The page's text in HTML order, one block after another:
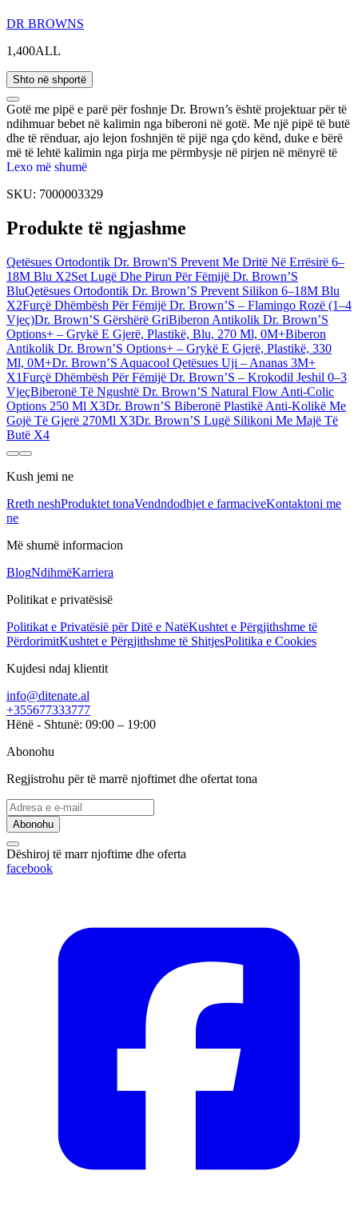
DR BROWNS
1,400ALL
Shto në shportë
Gotë me pipë e parë për foshnje Dr. Brown’s është projektuar për të
ndihmuar bebet në kalimin nga biberoni në gotë. Me një pipë të butë
dhe të rënduar, ajo lejon foshnjën të pijë nga çdo kënd, duke e bërë
më të lehtë kalimin nga pirja me përmbysje në pirjen në mënyrë të
drejtë. Dorezat anësore janë të lehta për t'u kapur nga duart e vogla
foshnjës. Kapaku i përshtatshëm për udhëtime rrëshqet për t'u hapur
është në përdorim – plus, është rezistent ndaj derdhjeve! Të gjitha
pjesët janë të heqshme për pastrim të lehtë. E sigurt për larje në
pastrimin e pipës. Kapaciteti: 270 ml. Pa BPA. Për foshnje mbi 6
muaj.
Lexo më shumë
SKU: 7000003329
Produkte të ngjashme
Qetësues Ortodontik Dr. Brown'S Prevent Me Dritë Në Errësirë 6–
18M Blu X2Set Lugë Dhe Pirun Për Fëmijë Dr. Brown’S
BluQetësues Ortodontik Dr. Brown’S Prevent Silikon 6–18M Blu
X2Furçë Dhëmbësh Për Fëmijë Dr. Brown’S – Flamingo Rozë (1–4
Vjeç)Dr. Brown’S Gërshërë GriBiberon Antikolik Dr. Brown’S
Options+ – Grykë E Gjerë, Plastikë, Blu, 270 Ml, 0M+Biberon
Antikolik Dr. Brown’S Options+ – Grykë E Gjerë, Plastikë, 330
Ml, 0M+Dr. Brown’S Aquacool Qetësues Uji – Ananas 3M+
X1Furçë Dhëmbësh Për Fëmijë Dr. Brown’S – Krokodil Jeshil 0–3
VjeçBiberonë Të Ngushtë Dr. Brown’S Natural Flow Anti-Colic
Options 250 Ml X3Dr. Brown’S Biberonë Plastikë Anti-Kolikë Me
Gojë Të Gjerë 270Ml X3Dr. Brown’S Lugë Silikoni Me Majë Të
Butë X4
Kush jemi ne
Rreth neshProduktet tonaVendndodhjet e farmaciveKontaktoni me
ne
Më shumë informacion
BlogNdihmëKarriera
Politikat e privatësisë
Politikat e Privatësië për Ditë e NatëKushtet e Përgjithshme të
PërdorimitKushtet e Përgjithshme të ShitjesPolitika e Cookies
Kujdesi ndaj klientit
info@ditenate.al
+355677333777
Hënë - Shtunë: 09:00 – 19:00
Abonohu
Regjistrohu për të marrë njoftimet dhe ofertat tona
Abonohu
Dëshiroj të marr njoftime dhe oferta
facebook